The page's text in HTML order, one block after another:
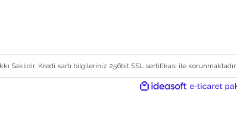
Saklıdır. Kredi kartı bilgileriniz 256bit SSL sertifikası ile korunmaktadır.
ideasoft